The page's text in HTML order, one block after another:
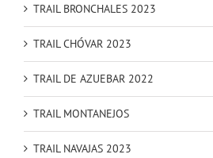
TRAIL BRONCHALES 2023
TRAIL CHÓVAR 2023
TRAIL DE AZUEBAR 2022
TRAIL MONTANEJOS
TRAIL NAVAJAS 2023